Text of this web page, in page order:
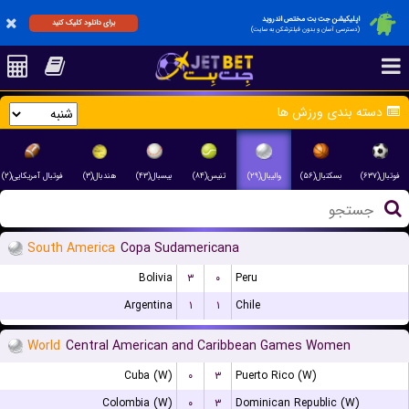
اپلیکیشن جت بت مختص اندروید
(دسترسی آسان و بدون فیلترشکن به سایت)
برای دانلود کلیک کنید
دسته بندی ورزش ها
فوتبال(۶۳۷) بسکتبال(۵۶) والیبال(۲۹) تنیس(۸۴) بیسبال(۴۳) هندبال(۳) فوتبال آمریکایی(۲)
South America Copa Sudamericana
Bolivia ۳ ۰
Peru
Argentina
۱ ۱ Chile
World Central American and Caribbean Games Women
Cuba (W) ۰ ۳
Puerto Rico (W)
Colombia (W)
۰ ۳ Dominican Republic (W)